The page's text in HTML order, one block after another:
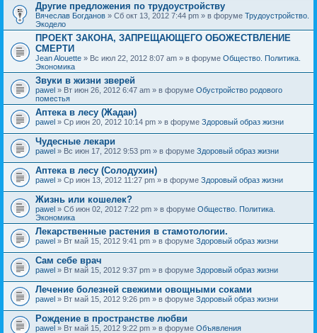
Другие предложения по трудоустройству
Вячеслав Богданов » Сб окт 13, 2012 7:44 pm » в форуме Трудоустройство.
Экодело
ПРОЕКТ ЗАКОНА, ЗАПРЕЩАЮЩЕГО ОБОЖЕСТВЛЕНИЕ
СМЕРТИ
Jean Alouette » Вс июл 22, 2012 8:07 am » в форуме Общество. Политика.
Экономика
Звуки в жизни зверей
pawel » Вт июн 26, 2012 6:47 am » в форуме Обустройство родового
поместья
Аптека в лесу (Жадан)
pawel » Ср июн 20, 2012 10:14 pm » в форуме Здоровый образ жизни
Чудесные лекари
pawel » Вс июн 17, 2012 9:53 pm » в форуме Здоровый образ жизни
Аптека в лесу (Солодухин)
pawel » Ср июн 13, 2012 11:27 pm » в форуме Здоровый образ жизни
Жизнь или кошелек?
pawel » Сб июн 02, 2012 7:22 pm » в форуме Общество. Политика.
Экономика
Лекарственные растения в стамотологии.
pawel » Вт май 15, 2012 9:41 pm » в форуме Здоровый образ жизни
Сам себе врач
pawel » Вт май 15, 2012 9:37 pm » в форуме Здоровый образ жизни
Лечение болезней свежими овощными соками
pawel » Вт май 15, 2012 9:26 pm » в форуме Здоровый образ жизни
Рождение в пространстве любви
pawel » Вт май 15, 2012 9:22 pm » в форуме Объявления